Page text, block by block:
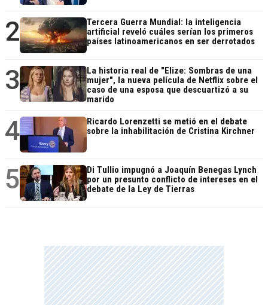
2
Tercera Guerra Mundial: la inteligencia
artificial reveló cuáles serían los primeros
países latinoamericanos en ser derrotados
3
La historia real de "Elize: Sombras de una
mujer", la nueva película de Netflix sobre el
caso de una esposa que descuartizó a su
marido
4
Ricardo Lorenzetti se metió en el debate
sobre la inhabilitación de Cristina Kirchner
5
Di Tullio impugnó a Joaquín Benegas Lynch
por un presunto conflicto de intereses en el
debate de la Ley de Tierras